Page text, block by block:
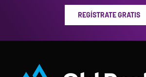
REGÍSTRATE GRATIS